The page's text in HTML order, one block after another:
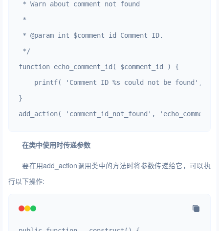
* Warn about comment not found
*
* @param int $comment_id Comment ID.
*/
function echo_comment_id( $comment_id ) {
printf( 'Comment ID %s could not be found',
}
add_action( 'comment_id_not_found',
在类中使用时传递参数
要在用add_action调用类中的方法时将参数传递给它，可以执
行以下操作: